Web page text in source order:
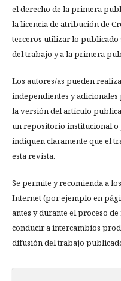
el derecho de la primera
la licencia de atribución de
terceros utilizar lo publicado
del trabajo y a la primera
Los autores/as pueden
independientes y
la versión del artículo
un repositorio institucional
indiquen claramente que el
esta revista.
Se permite y recomienda a
Internet (por ejemplo en
antes y durante el proceso
conducir a intercambios
difusión del trabajo